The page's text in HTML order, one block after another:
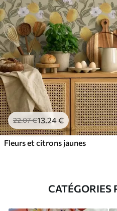
22.07€13.24€
Fleurs et citrons jaunes
CATÉGORIES